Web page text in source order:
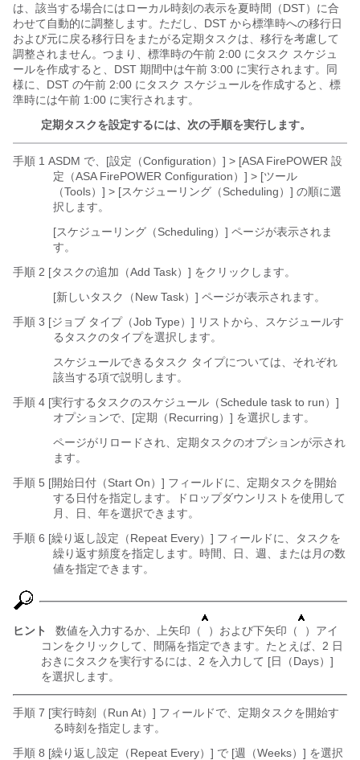
は、該当する場合にはローカル時刻の表示を夏時間（DST）に合
わせて自動的に調整します。ただし、DST から標準時への移行日
および元に戻る移行日をまたがる定期タスクは、移行を考慮して
調整されません。つまり、標準時の午前 2:00 にタスク スケジュ
ールを作成すると、DST 期間中は午前 3:00 に実行されます。同
様に、DST の午前 2:00 にタスク スケジュールを作成すると、標
準時には午前 1:00 に実行されます。
定期タスクを設定するには、次の手順を実行します。
手順 1 ASDM で、[設定（Configuration）] > [ASA FirePOWER 設
定（ASA FirePOWER Configuration）] > [ツール
（Tools）] > [スケジューリング（Scheduling）] の順に選
択します。
[スケジューリング（Scheduling）] ページが表示されま
す。
手順 2 [タスクの追加（Add Task）] をクリックします。
[新しいタスク（New Task）] ページが表示されます。
手順 3 [ジョブ タイプ（Job Type）] リストから、スケジュールす
るタスクのタイプを選択します。
スケジュールできるタスク タイプについては、それぞれ
該当する項で説明します。
手順 4 [実行するタスクのスケジュール（Schedule task to run）]
オプションで、[定期（Recurring）] を選択します。
ページがリロードされ、定期タスクのオプションが示され
ます。
手順 5 [開始日付（Start On）] フィールドに、定期タスクを開始
する日付を指定します。ドロップダウンリストを使用して
月、日、年を選択できます。
手順 6 [繰り返し設定（Repeat Every）] フィールドに、タスクを
繰り返す頻度を指定します。時間、日、週、または月の数
値を指定できます。
ヒント 数値を入力するか、上矢印（ ）および下矢印（
）アイ
コンをクリックして、間隔を指定できます。たとえば、2 日
おきにタスクを実行するには、 2 を入力して [日（Days）]
を選択します。
手順 7 [実行時刻（Run At）] フィールドで、定期タスクを開始す
る時刻を指定します。
手順 8 [繰り返し設定（Repeat Every）] で [週（Weeks）] を選択